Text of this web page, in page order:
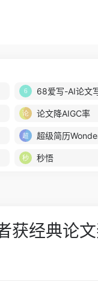
68爱写-AI论文
论文降AIGC率
超级简历
秒悟
获经典论